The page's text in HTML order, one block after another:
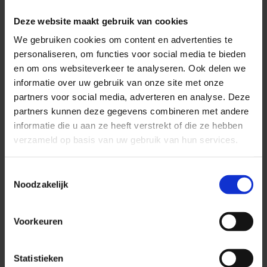
Deze website maakt gebruik van cookies
We gebruiken cookies om content en advertenties te
personaliseren, om functies voor social media te bieden
en om ons websiteverkeer te analyseren. Ook delen we
informatie over uw gebruik van onze site met onze
partners voor social media, adverteren en analyse. Deze
partners kunnen deze gegevens combineren met andere
informatie die u aan ze heeft verstrekt of die ze hebben
verzameld op basis van uw gebruik van hun services.
Noodzakelijk
Voorkeuren
Statistieken
Of het nu gaat om groei voor jouw praktijk, cliënten aantrekken die
bij jouw specialisme passen, het borgen van jouw identiteit in de
zorgketen of het effectiever helpen van bestaande cliënten.
Medifactor helpt jou stapsgewijs deze doelen te bereiken.
Met onze medische, marketing en bedrijfskundige kennis kunnen
wij jou als zorgpraktijkhouder op elke schaal helpen bij de
ontwikkeling van jouw praktijk.